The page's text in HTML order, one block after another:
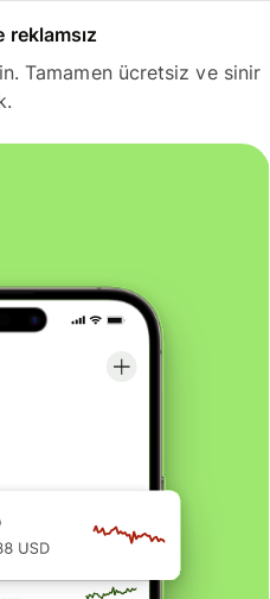
reklamsız
Tamamen ücretsiz ve sinir